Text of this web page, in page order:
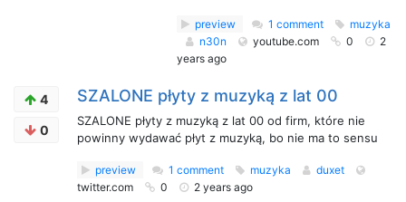
preview 1 comment
muzyka
n30n
youtube.com 0
2
years ago
4
0
SZALONE płyty z muzyką z lat 00
SZALONE płyty z muzyką z lat 00 od firm, które nie
powinny wydawać płyt z muzyką, bo nie ma to sensu
preview 1 comment muzyka
duxet
twitter.com
0 2 years ago